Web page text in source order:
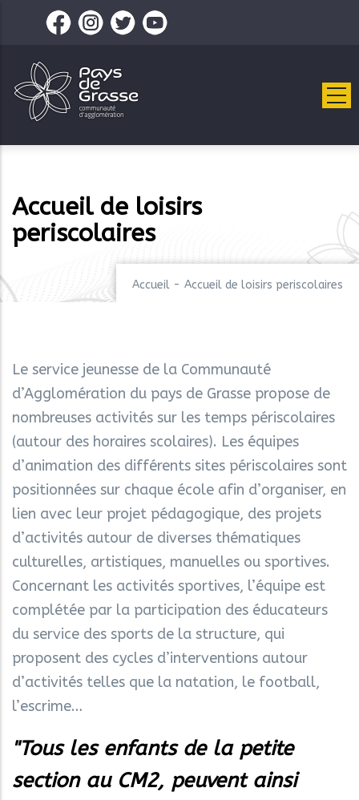
contenu
principal
Accueil de loisirs
periscolaires
Accueil - Accueil de loisirs periscolaires
Le service jeunesse de la Communauté
d’Agglomération du pays de Grasse propose de
nombreuses activités sur les temps périscolaires
(autour des horaires scolaires). Les équipes
d’animation des différents sites périscolaires sont
positionnées sur chaque école afin d’organiser, en
lien avec leur projet pédagogique, des projets
d’activités autour de diverses thématiques
culturelles, artistiques, manuelles ou sportives.
Concernant les activités sportives, l’équipe est
complétée par la participation des éducateurs
du service des sports de la structure, qui
proposent des cycles d’interventions autour
d’activités telles que la natation, le football,
l’escrime…
"Tous les enfants de la petite
section au CM2, peuvent ainsi